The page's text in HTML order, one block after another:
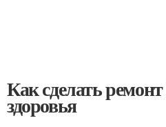
Как сделать
здоровья